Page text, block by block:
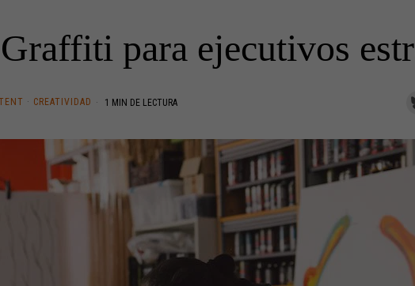
para ejecutivos
· CREATIVIDAD 1 MIN DE LECTURA